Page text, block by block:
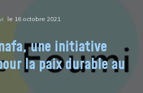
le 16 octobre 2021
une initiative
la paix durable au